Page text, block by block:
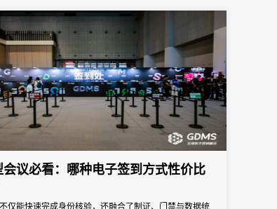
会议必看：哪种电子签到方式性价比
仅能快速完成身份核验，还融合了制证、门禁与数据统